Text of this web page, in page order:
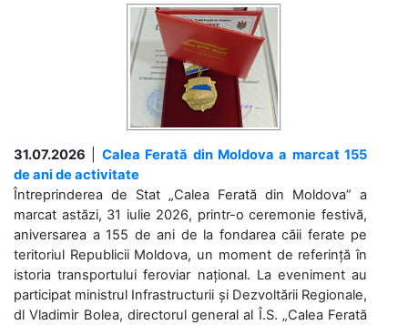
31.07.2026
Calea Ferată din Moldova a marcat 155
de ani de activitate
Întreprinderea de Stat „Calea Ferată din Moldova” a
marcat astăzi, 31 iulie 2026, printr-o ceremonie festivă,
aniversarea a 155 de ani de la fondarea căii ferate pe
teritoriul Republicii Moldova, un moment de referință în
istoria transportului feroviar național. La eveniment au
participat ministrul Infrastructurii și Dezvoltării Regionale,
dl Vladimir Bolea, directorul general al Î.S. „Calea Ferată